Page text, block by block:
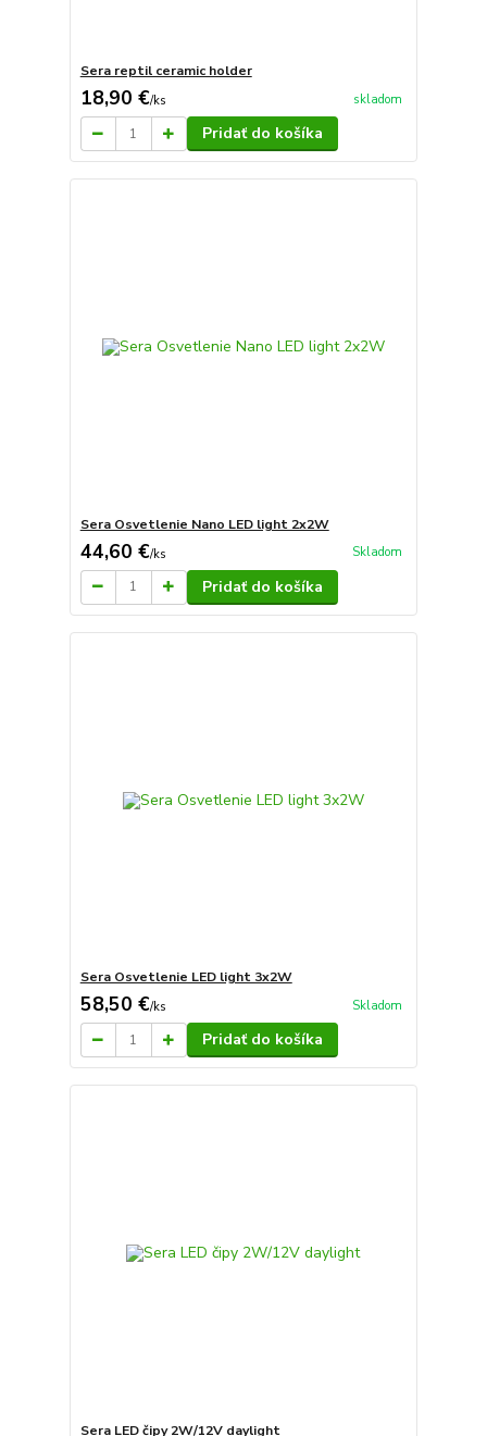
Sera reptil ceramic holder
18,90 €/ks skladom
Pridať do košíka
Sera Osvetlenie Nano LED light 2x2W
44,60 €/ks Skladom
Pridať do košíka
Sera Osvetlenie LED light 3x2W
58,50 €/ks Skladom
Pridať do košíka
Sera LED čipy 2W/12V daylight